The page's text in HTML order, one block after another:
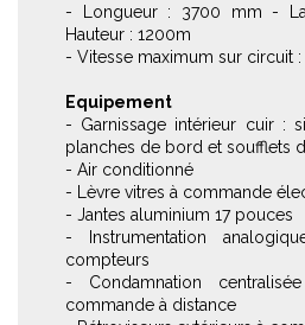
- Longueur : 3700 mm -
Hauteur : 1200m
- Vitesse maximum sur circuit
Equipement
- Garnissage intérieur cuir :
planches de bord et soufflets
- Air conditionné
- Lèvre vitres à commande
- Jantes aluminium 17 pouces
- Instrumentation
compteurs
- Condamnation
commande à distance